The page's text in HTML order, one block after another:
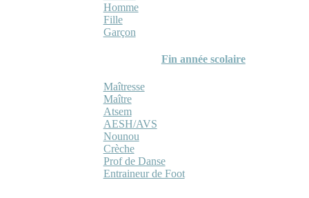
Homme
Fille
Garçon
Fin année scolaire
Maîtresse
Maître
Atsem
AESH/AVS
Nounou
Crèche
Prof de Danse
Entraineur de Foot